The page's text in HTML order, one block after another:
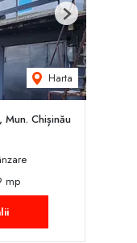
Harta
Next
Chișinău
mp